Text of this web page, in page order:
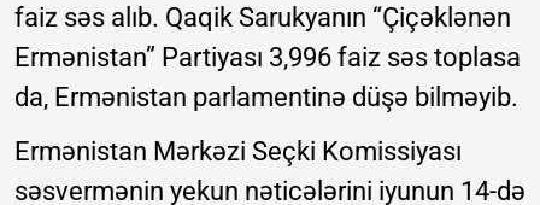
faiz səs alıb. Qaqik Sarukyanın “Çiçəklənən
Ermənistan” Partiyası 3,996 faiz səs toplasa
da, Ermənistan parlamentinə düşə bilməyib.
Ermənistan Mərkəzi Seçki Komissiyası
səsvermənin yekun nəticələrini iyunun 14-də